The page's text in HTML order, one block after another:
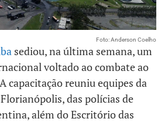
Foto: Anderson Coelho
sediou, na última semana, um
voltado ao combate ao
capacitação reuniu equipes da
das polícias de
além do Escritório das